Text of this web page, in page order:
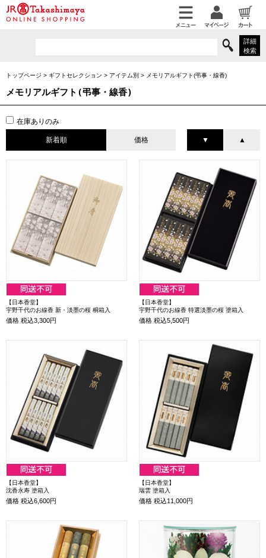
詳細
検索
トップページ > ギフトセレクション > アイテム別 > メモリアルギフト(弔事・線香)
メモリアルギフト(弔事・線香)
在庫ありのみ
新着順 価格 ▼ ▲
【日本香堂】
宇野千代のお線香 新・淡墨の桜 桐箱入
価格 税込3,300円
【日本香堂】
宇野千代のお線香 特選淡墨の桜 塗箱入
価格 税込5,500円
【日本香堂】
沈香永寿 塗箱入
価格 税込6,600円
【日本香堂】
瑞雲 塗箱入
価格 税込11,000円